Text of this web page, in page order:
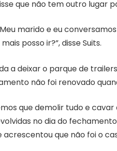
que não tem outro lugar
marido e eu
posso ir?”, disse Suits.
a deixar o parque de
não foi renovado
que demolir tudo e
no dia do
acrescentou que não foi o